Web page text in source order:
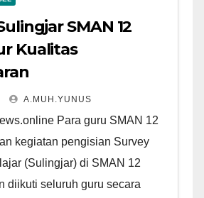
SMAN 12
Kualitas
A.MUH.YUNUS
Para guru SMAN 12
kegiatan pengisian Survey
(Sulingjar) di SMAN 12
diikuti seluruh guru secara